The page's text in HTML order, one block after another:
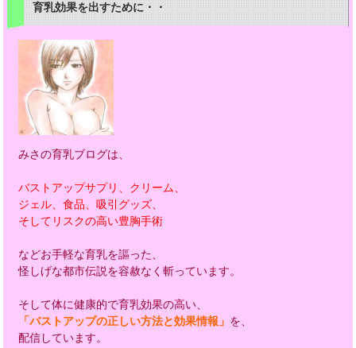
育乳効果を出すために・・
みさの育乳ブログは、
バストアップサプリ、クリーム、
ジェル、食品、吸引グッズ、
そしてリスクの高い豊胸手術
などお手軽な育乳を謳った、
怪しげな都市伝説を容赦なく斬っています。
そして体に健康的で育乳効果の高い、
「バストアップの正しい方法と効果情報」 を、
配信しています。